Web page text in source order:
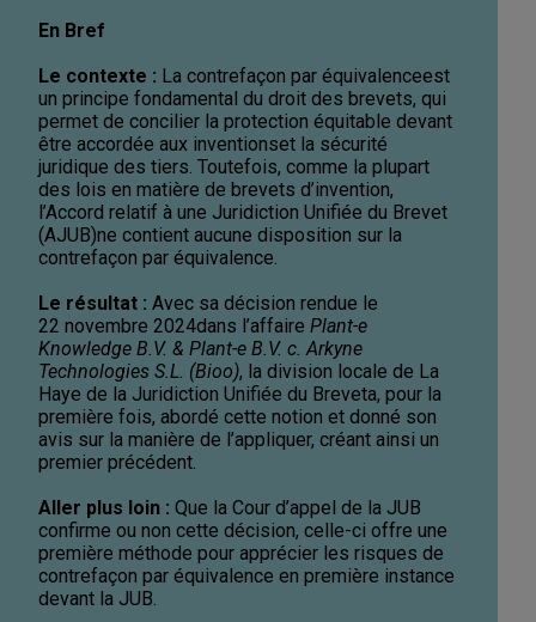
En Bref
Le contexte : La contrefaçon par équivalenceest
un principe fondamental du droit des brevets, qui
permet de concilier la protection équitable devant
être accordée aux inventionset la sécurité
juridique des tiers. Toutefois, comme la plupart
des lois en matière de brevets d’invention,
l’Accord relatif à une Juridiction Unifiée du Brevet
(AJUB)ne contient aucune disposition sur la
contrefaçon par équivalence.
Le résultat : Avec sa décision rendue le
22 novembre 2024dans l’affaire Plant-e
Knowledge B.V. & Plant-e B.V. c. Arkyne
Technologies S.L. (Bioo), la division locale de La
Haye de la Juridiction Unifiée du Breveta, pour la
première fois, abordé cette notion et donné son
avis sur la manière de l’appliquer, créant ainsi un
premier précédent.
Aller plus loin : Que la Cour d’appel de la JUB
confirme ou non cette décision, celle-ci offre une
première méthode pour apprécier les risques de
contrefaçon par équivalence en première instance
devant la JUB.